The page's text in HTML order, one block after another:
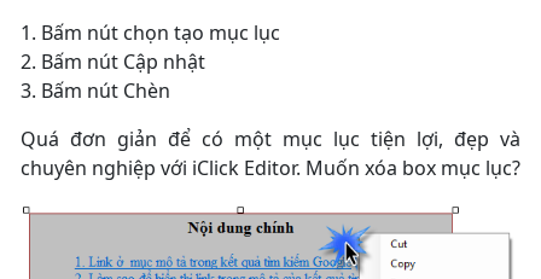
1. Bấm nút chọn tạo mục lục
2. Bấm nút Cập nhật
3. Bấm nút Chèn
Quá đơn giản để có một mục lục tiện lợi, đẹp và
chuyên nghiệp với iClick Editor. Muốn xóa box mục lục?